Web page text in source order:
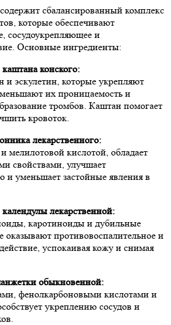
сбалансированный комплекс
которые обеспечивают
сосудоукрепляющее и
Основные ингредиенты:
конского:
и эскулетин, которые укрепляют
их проницаемость и
тромбов. Каштан помогает
кровоток.
лекарственного:
мелилотовой кислотой, обладает
свойствами, улучшает
и уменьшает застойные явления в
лекарственной:
каротиноиды и дубильные
оказывают противовоспалительное и
успокаивая кожу и снимая
обыкновенной:
фенолкарбоновыми кислотами и
укреплению сосудов и